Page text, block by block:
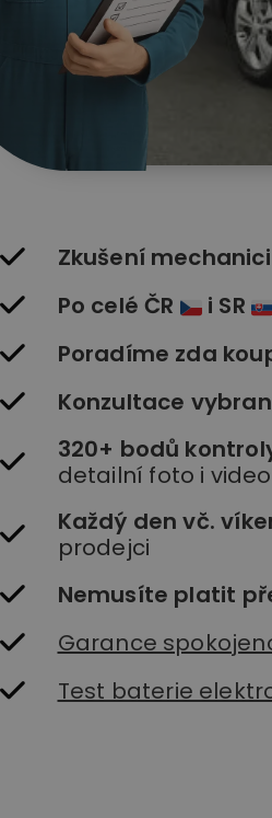
Zkušení mechanici
Po celé ČR
i SR
Poradíme zda
Konzultace
320+ bodů
detailní foto i video
Každý den vč.
prodejci
Nemusíte platit
Garance
Test baterie